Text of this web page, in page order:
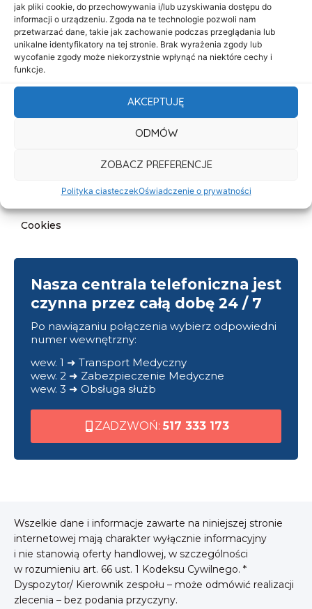
jak pliki cookie, do przechowywania i/lub uzyskiwania dostępu do
informacji o urządzeniu. Zgoda na te technologie pozwoli nam
przetwarzać dane, takie jak zachowanie podczas przeglądania lub
unikalne identyfikatory na tej stronie. Brak wyrażenia zgody lub
wycofanie zgody może niekorzystnie wpłynąć na niektóre cechy i
funkcje.
AKCEPTUJĘ
ODMÓW
ZOBACZ PREFERENCJE
Polityka ciasteczekOświadczenie o prywatności
O nas
Oferta
Cennik
Cookies
Nasza centrala telefoniczna jest
czynna przez całą dobę 24 / 7
Po nawiązaniu połączenia wybierz odpowiedni
numer wewnętrzny:
wew. 1 ➜ Transport Medyczny
wew. 2 ➜ Zabezpieczenie Medyczne
wew. 3 ➜ Obsługa służb
ZADZWOŃ: 517 333 173
Wszelkie dane i informacje zawarte na niniejszej stronie
internetowej mają charakter wyłącznie informacyjny
i nie stanowią oferty handlowej, w szczególności
w rozumieniu art. 66 ust. 1 Kodeksu Cywilnego. *
Dyspozytor/ Kierownik zespołu – może odmówić realizacji
zlecenia – bez podania przyczyny.